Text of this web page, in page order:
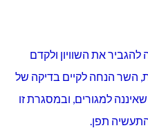
את השוויון ולקדם
השר הנחה לקיים בדיקה של
למגורים, ובמסגרת זו
תפן.